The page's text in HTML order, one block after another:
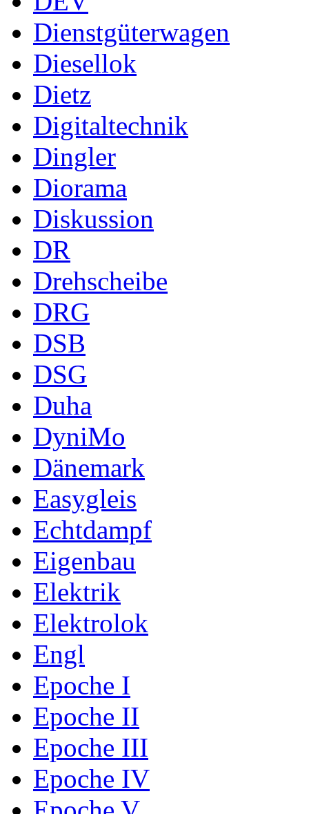
Dienstgüterwagen
Diesellok
Dietz
Digitaltechnik
Dingler
Diorama
Diskussion
DR
Drehscheibe
DRG
DSB
DSG
Duha
DyniMo
Dänemark
Easygleis
Echtdampf
Eigenbau
Elektrik
Elektrolok
Engl
Epoche I
Epoche II
Epoche III
Epoche IV